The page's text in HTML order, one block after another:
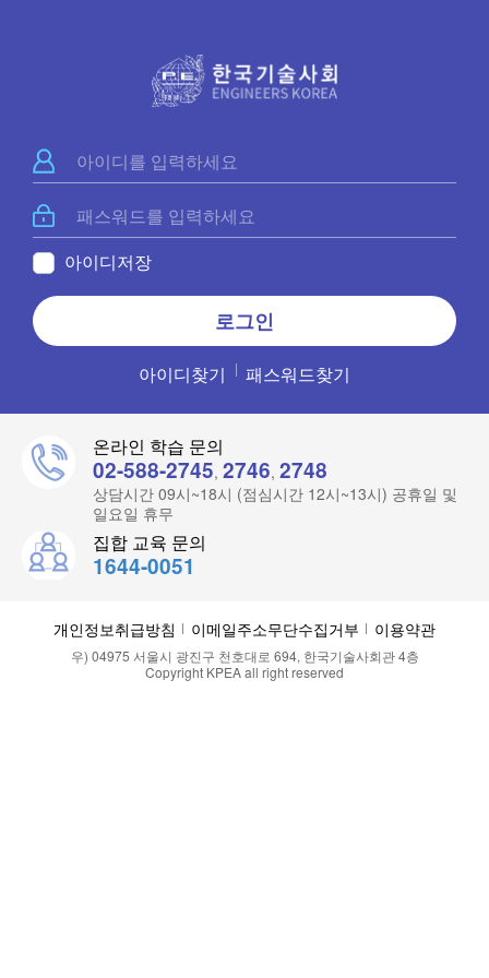
아이디저장
아이디찾기 패스워드찾기
온라인 학습 문의
02-588-2745, 2746, 2748
상담시간 09시~18시 (점심시간 12시~13시) 공휴일 및
일요일 휴무
집합 교육 문의
1644-0051
개인정보취급방침 이메일주소무단수집거부 이용약관
우) 04975 서울시 광진구 천호대로 694, 한국기술사회관 4층
Copyright KPEA all right reserved